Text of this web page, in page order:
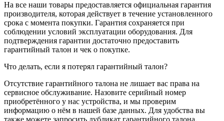
На все наши товары предоставляется официальная гарантия
производителя, которая действует в течение установленного
срока с момента покупки. Гарантия сохраняется при
соблюдении условий эксплуатации оборудования. Для
подтверждения гарантии достаточно предоставить
гарантийный талон и чек о покупке.
Что делать, если я потерял гарантийный талон?
Отсутствие гарантийного талона не лишает вас права на
сервисное обслуживание. Назовите серийный номер
приобретённого у нас устройства, и мы проверим
информацию о нём в нашей базе данных. Для удобства вы